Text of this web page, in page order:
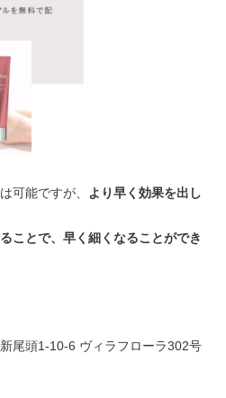
可能ですが、
より早く効果を出し
ことで、早く細くなることができ
尾頭1-10-6 ヴィラフローラ302号